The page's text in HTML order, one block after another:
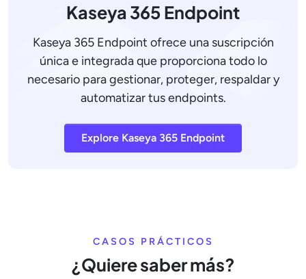
Kaseya 365 Endpoint
Kaseya 365 Endpoint ofrece una suscripción
única e integrada que proporciona todo lo
necesario para gestionar, proteger, respaldar y
automatizar tus endpoints.
Explore Kaseya 365 Endpoint
CASOS PRÁCTICOS
¿Quiere saber más?